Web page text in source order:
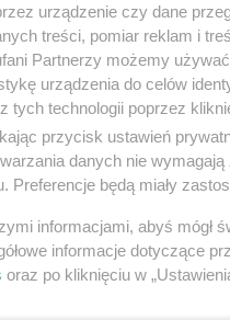
urządzenie czy dane
treści, pomiar reklam i
Partnerzy możemy
urządzenia do celów
tych technologii poprzez
przycisk ustawień
danych nie
Preferencje będą miały
informacjami, abyś mógł
informacje dotyczące
oraz po kliknięciu w